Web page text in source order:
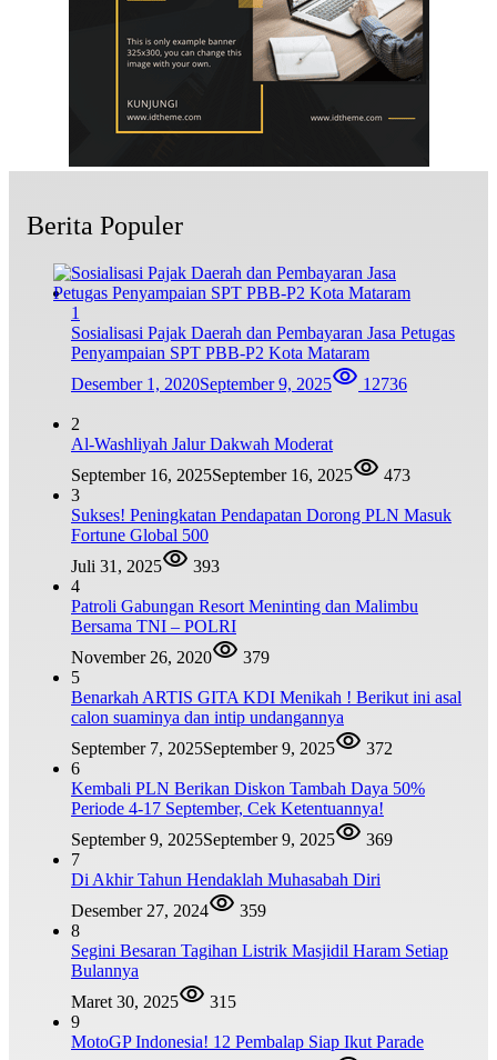
Berita Populer
1
Sosialisasi Pajak Daerah dan Pembayaran Jasa Petugas
Penyampaian SPT PBB-P2 Kota Mataram
Desember 1, 2020September 9, 2025 12736
2
Al-Washliyah Jalur Dakwah Moderat
September 16, 2025September 16, 2025
473
3
Sukses! Peningkatan Pendapatan Dorong PLN Masuk
Fortune Global 500
Juli 31, 2025
393
4
Patroli Gabungan Resort Meninting dan Malimbu
Bersama TNI – POLRI
November 26, 2020
379
5
Benarkah ARTIS GITA KDI Menikah ! Berikut ini asal
calon suaminya dan intip undangannya
September 7, 2025September 9, 2025
372
6
Kembali PLN Berikan Diskon Tambah Daya 50%
Periode 4-17 September, Cek Ketentuannya!
September 9, 2025September 9, 2025
369
7
Di Akhir Tahun Hendaklah Muhasabah Diri
Desember 27, 2024
359
8
Segini Besaran Tagihan Listrik Masjidil Haram Setiap
Bulannya
Maret 30, 2025
315
9
MotoGP Indonesia! 12 Pembalap Siap Ikut Parade